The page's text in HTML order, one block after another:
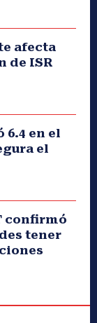
afecta
de ISR
en el
el
confirmó
tener